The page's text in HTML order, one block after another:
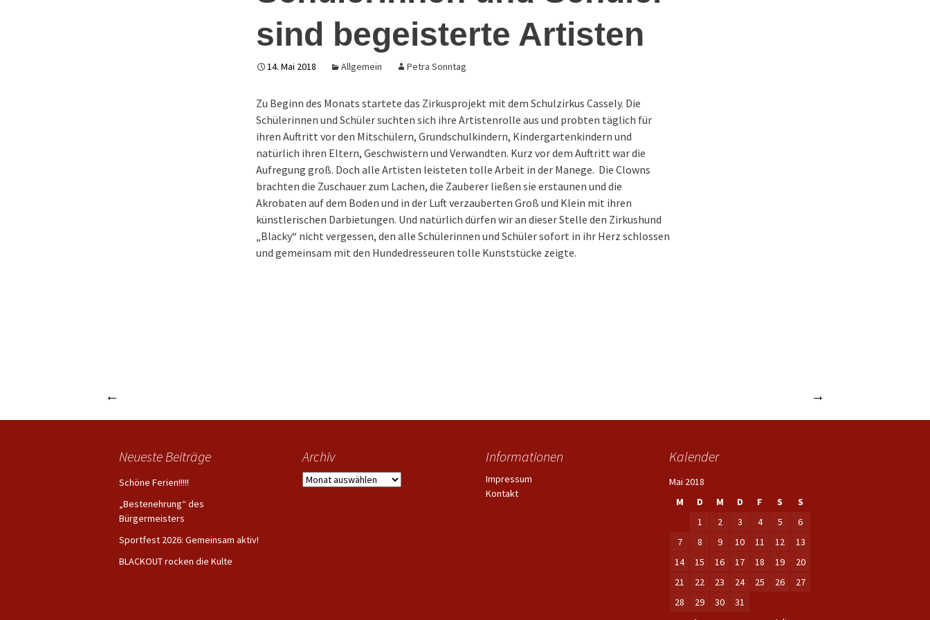
Adventsmarkt 2024
01.12.2023 / Sertürners-
Weihnachtsmarkt 25-11-
2022
Happy Birthday – 80 (+)
Jahre Sertürnerschule
Schulband
sexualisierte Gewalt
Arbeitslehre in
Klassenstufe 7 – Erste
Wäscheklammer
Vermessungsrichtigkeit
Tag gegen Rassismus
2026
sind begeisterte Artisten
14. Mai 2018 Allgemein Petra Sonntag
Zu Beginn des Monats startete das Zirkusprojekt mit dem Schulzirkus Cassely. Die
Schülerinnen und Schüler suchten sich ihre Artistenrolle aus und probten täglich für
ihren Auftritt vor den Mitschülern, Grundschulkindern, Kindergartenkindern und
natürlich ihren Eltern, Geschwistern und Verwandten. Kurz vor dem Auftritt war die
Aufregung groß. Doch alle Artisten leisteten tolle Arbeit in der Manege. Die Clowns
brachten die Zuschauer zum Lachen, die Zauberer ließen sie erstaunen und die
Akrobaten auf dem Boden und in der Luft verzauberten Groß und Klein mit ihren
künstlerischen Darbietungen. Und natürlich dürfen wir an dieser Stelle den Zirkushund
„Blacky“ nicht vergessen, den alle Schülerinnen und Schüler sofort in ihr Herz schlossen
und gemeinsam mit den Hundedresseuren tolle Kunststücke zeigte.
Beitrags-
Navigation
← →
Neueste Beiträge
Schöne Ferien!!!!!
„Bestenehrung“ des
Bürgermeisters
Sportfest 2026: Gemeinsam aktiv!
BLACKOUT rocken die Kulte
Archiv
Archiv
Informationen
Impressum
Kontakt
Kalender
Mai 2018
M
D M D F S
S
1
2 3 4 5
6
7
8 9 10 11 12
13
14
15 16 17 18 19
20
21
22 23 24 25 26
27
28
29 30
31